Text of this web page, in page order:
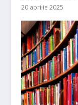
20 aprilie 2025